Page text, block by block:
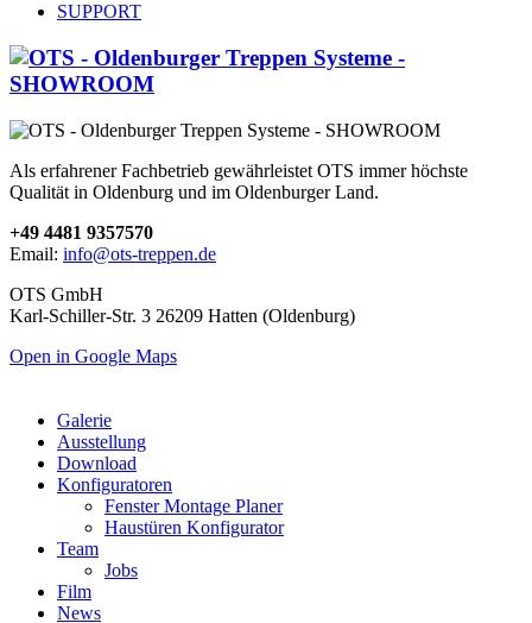
SUPPORT
Als erfahrener Fachbetrieb gewährleistet OTS immer höchste
Qualität in Oldenburg und im Oldenburger Land.
+49 4481 9357570
Email: info@ots-treppen.de
OTS GmbH
Karl-Schiller-Str. 3 26209 Hatten (Oldenburg)
Open in Google Maps
Galerie
Ausstellung
Download
Konfiguratoren
Fenster Montage Planer
Haustüren Konfigurator
Team
Jobs
Film
News